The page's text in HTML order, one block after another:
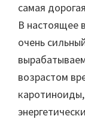
самая
В настоящее
очень
возрастом